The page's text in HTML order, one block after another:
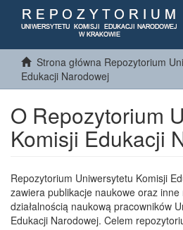
Strona główna Repozytorium
Edukacji Narodowej
O Repozytorium
Komisji Edukacji
Repozytorium Uniwersytetu Komisji
zawiera publikacje naukowe oraz inne
działalnością naukową pracowników
Edukacji Narodowej. Celem